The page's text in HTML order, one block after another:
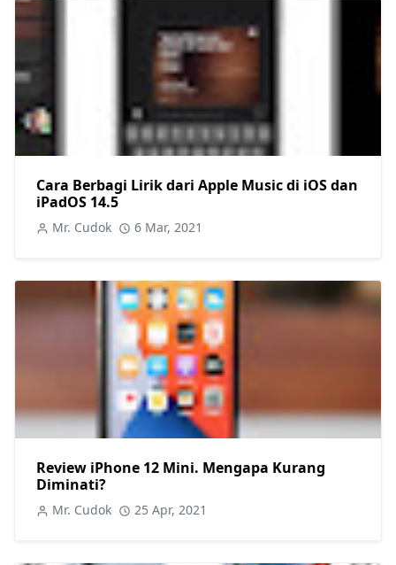
Cara Berbagi Lirik dari Apple Music di iOS dan
iPadOS 14.5
Mr. Cudok 6 Mar, 2021
Review iPhone 12 Mini. Mengapa Kurang
Diminati?
Mr. Cudok 25 Apr, 2021